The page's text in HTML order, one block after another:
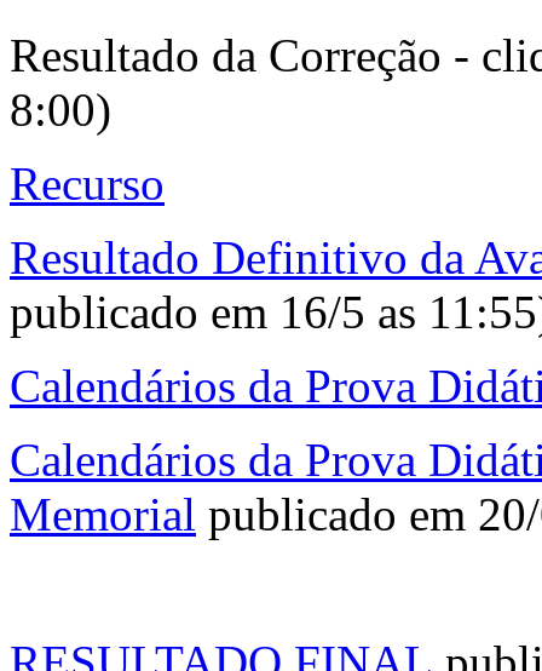
Resultado da Correção -
8:00)
Recurso
Resultado Definitivo da
publicado em 16/5 as
Calendários da Prova
Calendários da Prova
Memorial publicado em